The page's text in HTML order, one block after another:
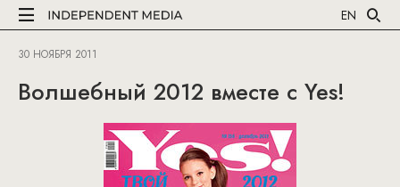
EN
30 НОЯБРЯ 2011
Волшебный 2012 вместе с Yes!